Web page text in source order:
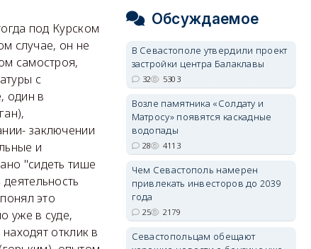
под Курском
случае, он не
самостроя,
с
один в
заключении
и
"сидеть тише
это
уже в суде,
отклик в
Обсуждаемое
В Севастополе утвердили проект
застройки центра Балаклавы
32 5303
Возле памятника «Солдату и
Матросу» появятся каскадные
водопады
28 4113
Чем Севастополь намерен
привлекать инвесторов до 2039
года
25 2179
Севастопольцам обещают